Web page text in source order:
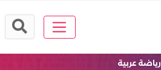
رياضة عربية